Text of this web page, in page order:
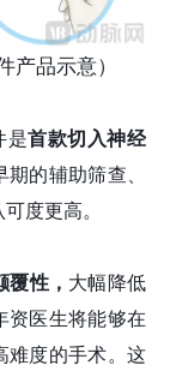
产品示意）
是首款切入神经
的辅助筛查、
度更高。
覆性， 大幅降低
资医生将能够在
难度的手术。这